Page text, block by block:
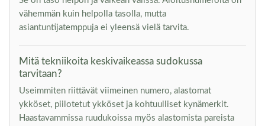
vähemmän kuin helpolla tasolla, mutta
asiantuntijatemppuja ei yleensä vielä tarvita.
Mitä tekniikoita keskivaikeassa sudokussa
tarvitaan?
Useimmiten riittävät viimeinen numero, alastomat
ykköset, piilotetut ykköset ja kohtuulliset kynämerkit.
Haastavammissa ruudukoissa myös alastomista pareista